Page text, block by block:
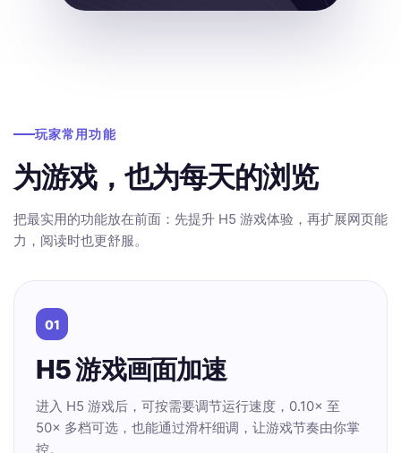
玩家常用功能
为游戏，也为每天的浏览
把最实用的功能放在前面：先提升 H5 游戏体验，再扩展网页能
力，阅读时也更舒服。
01
H5 游戏画面加速
进入 H5 游戏后，可按需要调节运行速度，0.10× 至
50× 多档可选，也能通过滑杆细调，让游戏节奏由你掌
控。